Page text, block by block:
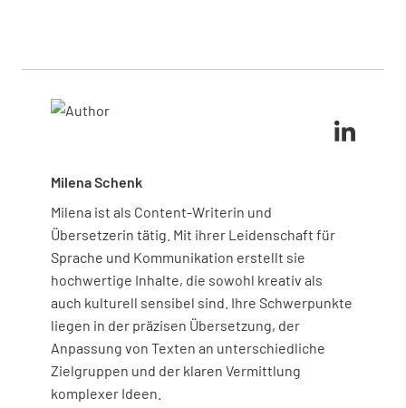
regelmäßige Beobachtungsintervalle umfassen.
einen umfassenden Überblick über die Entwicklung
dafür jede Kita Beobachtung und Dokumentation
Beispiel Vorlage von Lumiform ausfüllen. Fasse
deine Ergebnisse immer zusammen, um Muster
Datenanalysefunktionen der App, um Berichte
effizient zu erstellen.
Milena Schenk
Milena ist als Content-Writerin und
Übersetzerin tätig. Mit ihrer Leidenschaft für
Sprache und Kommunikation erstellt sie
hochwertige Inhalte, die sowohl kreativ als
auch kulturell sensibel sind. Ihre Schwerpunkte
liegen in der präzisen Übersetzung, der
Anpassung von Texten an unterschiedliche
Zielgruppen und der klaren Vermittlung
komplexer Ideen.